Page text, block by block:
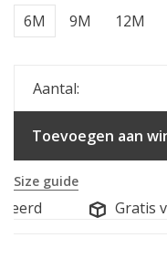
6M 9M 12M
Aantal:
Toevoegen aan
Size guide
Gratis